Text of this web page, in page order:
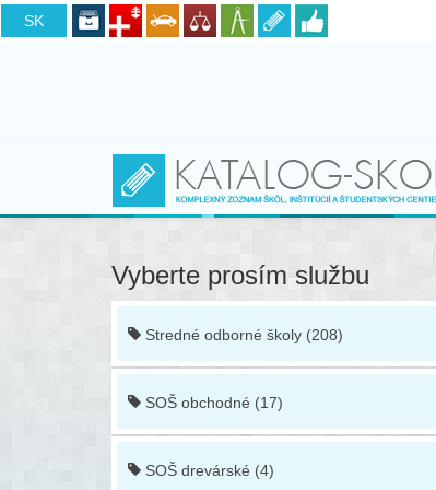
SK
CZ
Vyberte prosím službu
Stredné odborné školy (208)
SOŠ obchodné (17)
SOŠ drevárské (4)